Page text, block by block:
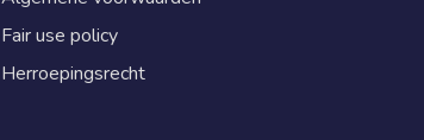
Fair use policy
Herroepingsrecht